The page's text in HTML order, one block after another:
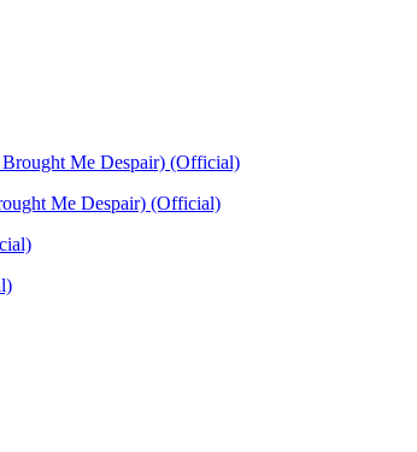
Me Despair) (Official)